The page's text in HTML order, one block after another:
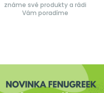
známe své produkty a rádi
Vám poradíme